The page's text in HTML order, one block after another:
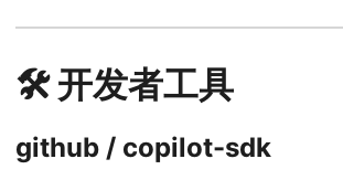
🛠️ 开发者工具
github / copilot-sdk